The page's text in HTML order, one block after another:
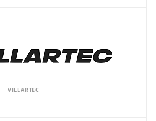
VILLARTEC